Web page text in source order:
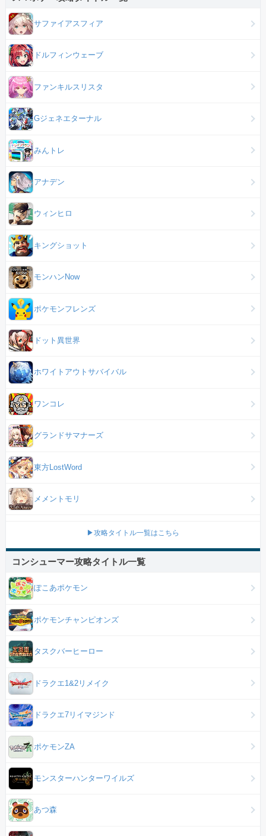
サファイアスフィア
ドルフィンウェーブ
ファンキルスリスタ
Gジェネエターナル
みんトレ
アナデン
ウィンヒロ
キングショット
モンハンNow
ポケモンフレンズ
ドット異世界
ホワイトアウトサバイバル
ワンコレ
グランドサマナーズ
東方LostWord
メメントモリ
▶攻略タイトル一覧はこちら
コンシューマー攻略タイトル一覧
ぽこあポケモン
ポケモンチャンピオンズ
タスクバーヒーロー
ドラクエ1&2リメイク
ドラクエ7リイマジンド
ポケモンZA
モンスターハンターワイルズ
あつ森